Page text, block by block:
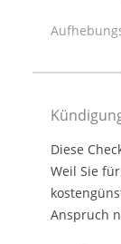
Diese
Weil Sie
Anspruch